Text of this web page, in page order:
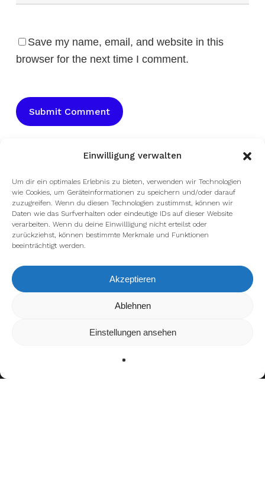
Einwilligung verwalten
Um dir ein optimales Erlebnis zu bieten, verwenden wir Technologien
wie Cookies, um Geräteinformationen zu speichern und/oder darauf
zuzugreifen. Wenn du diesen Technologien zustimmst, können wir
Daten wie das Surfverhalten oder eindeutige IDs auf dieser Website
verarbeiten. Wenn du deine Einwillligung nicht erteilst oder
zurückziehst, können bestimmte Merkmale und Funktionen
beeinträchtigt werden.
Akzeptieren
Ablehnen
Einstellungen ansehen
Save my name, email, and website in this
browser for the next time I comment.
Wir verwenden Cookies, um dir die bestmögliche Erfahrung auf
kannst du erfahren, welche Cookies wir
verwenden oder sie ausschalten.